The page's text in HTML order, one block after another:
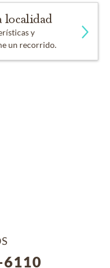
localidad
y
un recorrido.